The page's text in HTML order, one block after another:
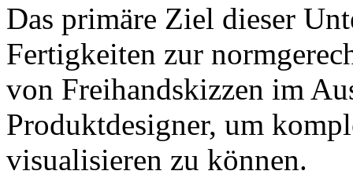
Das primäre Ziel dieser
Fertigkeiten zur
von Freihandskizzen im
Produktdesigner, um
visualisieren zu können.